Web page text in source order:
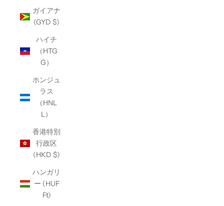
ガイアナ
(GYD $)
ハイチ
（HTG
G）
ホンジュ
ラス
（HNL
L）
香港特別
行政区
(HKD $)
ハンガリ
ー (HUF
Ft)